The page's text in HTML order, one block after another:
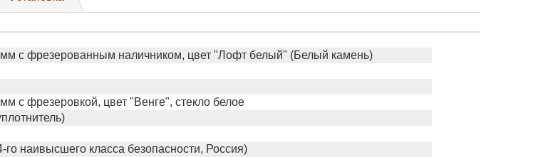
с фрезерованным наличником, цвет "Лофт белый" (Белый камень)
с фрезеровкой, цвет "Венге", стекло белое
наивысшего класса безопасности, Россия)